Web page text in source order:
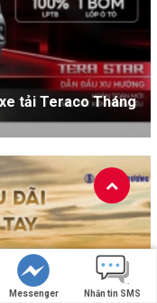
tải Teraco Tháng
Messenger Nhắn tin SMS